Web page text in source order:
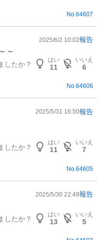
No. 64607
2025/6/2 10:02報告
～
したか？
はい
11
いいえ
6
No.64606
2025/5/31 16:50報告
したか？
はい
11
いいえ
7
No. 64605
2025/5/30 22:49報告
したか？
はい
13
いいえ
5